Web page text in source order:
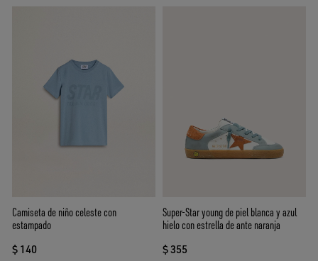
Camiseta de niño celeste con
estampado
$ 140
Super-Star young de piel blanca y azul
hielo con estrella de ante naranja
$ 355